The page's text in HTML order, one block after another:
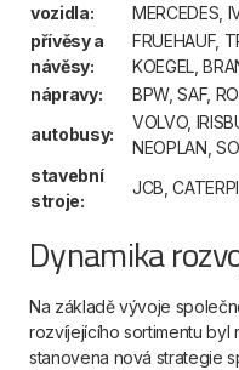
vozidla:
MERCEDES,
přívěsy a
návěsy:
FRUEHAUF,
KOEGEL,
nápravy:
BPW, SAF,
autobusy:
VOLVO,
NEOPLAN,
stavební
stroje:
JCB,
Dynamika
Na základě vývoje
rozvíjejícího sortimentu byl
stanovena nová strategie